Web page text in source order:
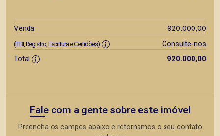
Venda 920.000,00
(ITBI, Registro, Escritura e Certidões)
Consulte-nos
Total
920.000,00
Fale com a gente sobre este imóvel
Preencha os campos abaixo e retornamos o seu contato